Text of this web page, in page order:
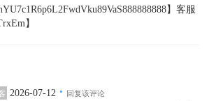
】客服
】
2026-07-12 · 回复该评论